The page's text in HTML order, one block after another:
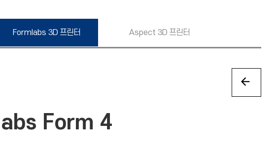
Formlabs 3D 프린터 Aspect 3D 프린터
Form 4